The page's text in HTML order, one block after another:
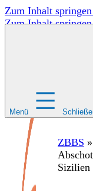
Zum Inhalt springen
Zum Inhalt springen
und
für
Menü
ZBBS »
Sizilien